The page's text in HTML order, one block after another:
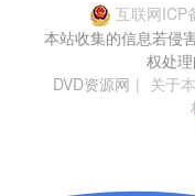
互联网ICP
本站收集的信息若侵
权处
DVD资源网 | 关于